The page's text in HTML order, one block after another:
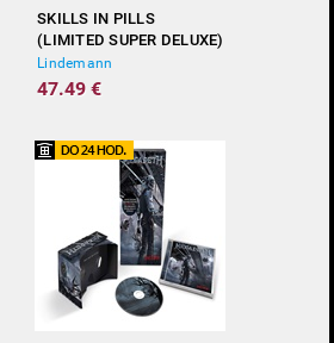
SKILLS IN PILLS
(LIMITED SUPER DELUXE)
Lindemann
47.49 €